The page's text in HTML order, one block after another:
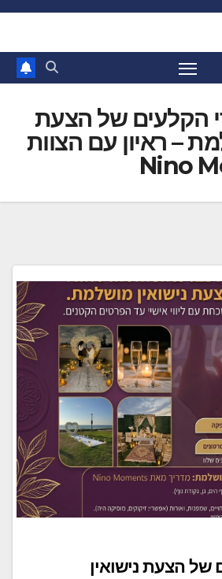
הקלעים של הצעת
– ראיון עם הצוות
של הצעת נישואין